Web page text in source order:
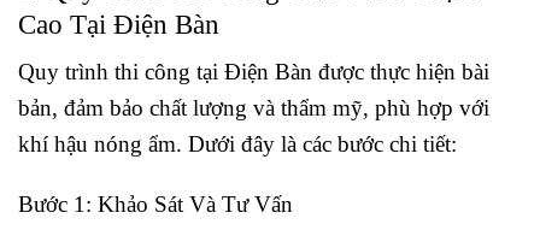
Cao Tại Điện Bàn
Quy trình thi công tại Điện Bàn được thực hiện bài
bản, đảm bảo chất lượng và thẩm mỹ, phù hợp với
khí hậu nóng ẩm. Dưới đây là các bước chi tiết:
Bước 1: Khảo Sát Và Tư Vấn